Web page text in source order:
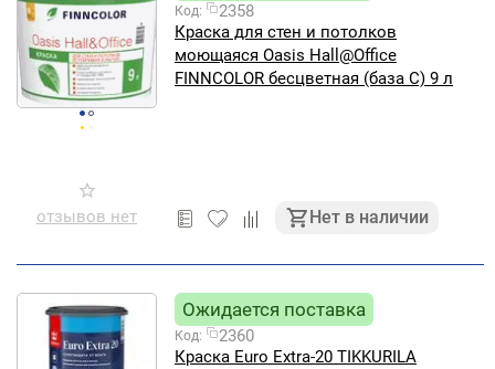
отзывов нет
Код:
2358
Краска для стен и потолков
моющаяся Oasis Hall@Office
FINNCOLOR бесцветная (база С) 9 л
Нет в наличии
Ожидается поставка
Код:
2360
Краска Euro Extra-20 TIKKURILA